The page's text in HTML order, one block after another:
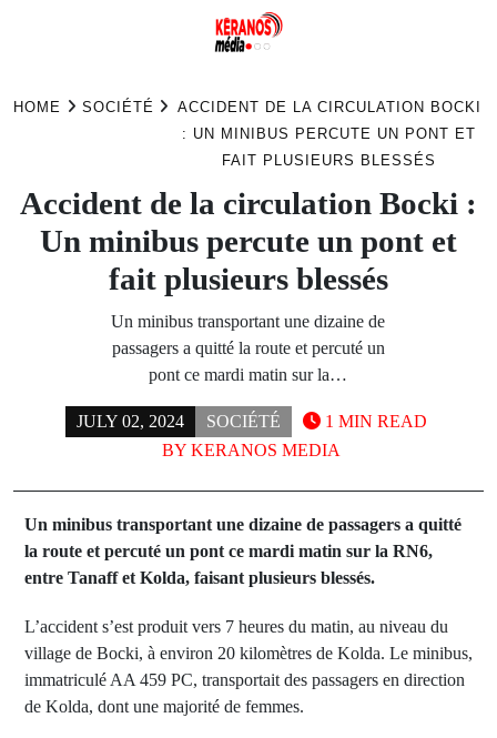
HOME SOCIÉTÉ
ACCIDENT DE LA CIRCULATION BOCKI
: UN MINIBUS PERCUTE UN PONT ET
FAIT PLUSIEURS BLESSÉS
Accident de la circulation Bocki :
Un minibus percute un pont et
fait plusieurs blessés
Un minibus transportant une dizaine de
passagers a quitté la route et percuté un
pont ce mardi matin sur la…
JULY 02, 2024
SOCIÉTÉ
BY KERANOS MEDIA
1 MIN READ
Un minibus transportant une dizaine de passagers a quitté
la route et percuté un pont ce mardi matin sur la RN6,
entre Tanaff et Kolda, faisant plusieurs blessés.
L’accident s’est produit vers 7 heures du matin, au niveau du
village de Bocki, à environ 20 kilomètres de Kolda. Le minibus,
immatriculé AA 459 PC, transportait des passagers en direction
de Kolda, dont une majorité de femmes.